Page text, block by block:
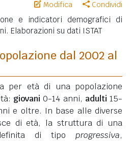
Modifica Condividi
e indicatori demografici di
Elaborazioni su dati ISTAT
dal 2002 al
per età di una popolazione
giovani 0-14 anni, adulti 15-
e oltre. In base alle diverse
di età, la struttura di una
di tipo progressiva,